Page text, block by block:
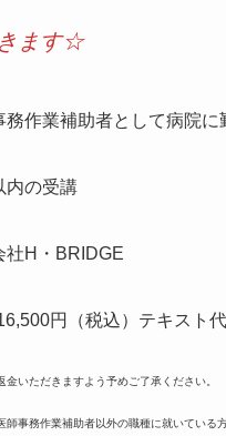
ます☆
作業補助者として病院に
内の受講
社H・BRIDGE
）テキスト代7,260
いただきますよう予めご了承ください。
事務作業補助者以外の職種に就いてい